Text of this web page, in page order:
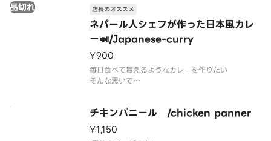
です。
ネパール人シェフが作った日本風カレ
ー🍛/Japanese-curry
品切れ 店長のオススメ
¥900
毎日食べて貰えるようなカレーを作りたい
そんな思いで
チキンパニール /chicken panner
¥1,150